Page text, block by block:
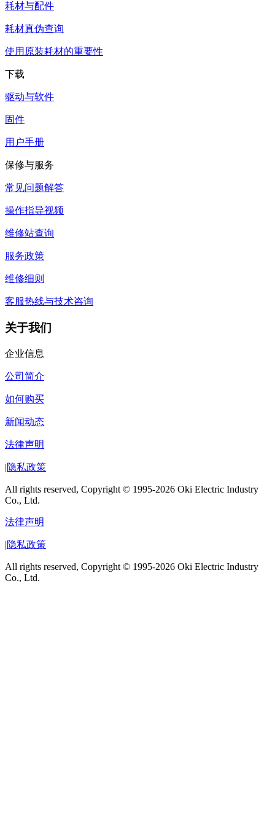
耗材与配件
耗材真伪查询
使用原装耗材的重要性
下载
驱动与软件
固件
用户手册
保修与服务
常见问题解答
操作指导视频
维修站查询
服务政策
维修细则
客服热线与技术咨询
关于我们
企业信息
公司简介
如何购买
新闻动态
法律声明
|隐私政策
All rights reserved, Copyright © 1995-2026 Oki Electric Industry
Co., Ltd.
法律声明
|隐私政策
All rights reserved, Copyright © 1995-2026 Oki Electric Industry
Co., Ltd.